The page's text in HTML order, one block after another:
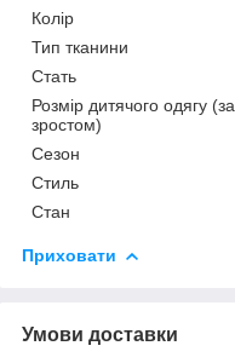
Колір
Тип тканини
Стать
Розмір дитячого одягу (за
зростом)
Сезон
Стиль
Стан
Приховати
Умови доставки